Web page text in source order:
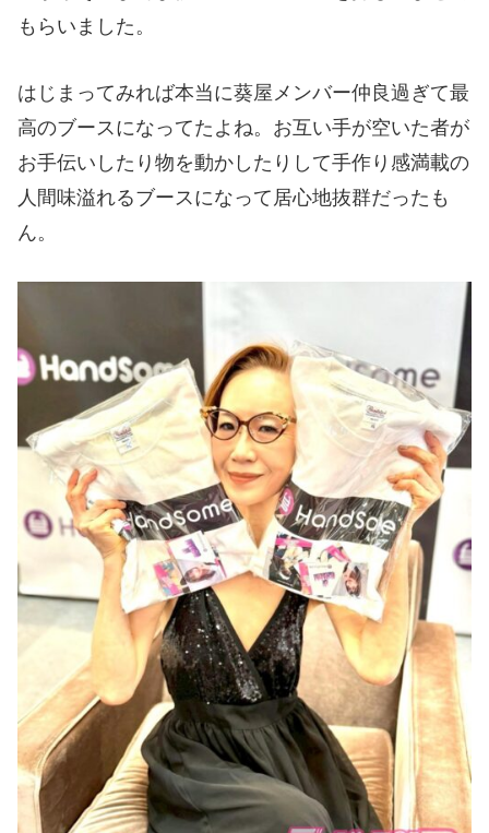
もらいました。
はじまってみれば本当に葵屋メンバー仲良過ぎて最
高のブースになってたよね。お互い手が空いた者が
お手伝いしたり物を動かしたりして手作り感満載の
人間味溢れるブースになって居心地抜群だったも
ん。